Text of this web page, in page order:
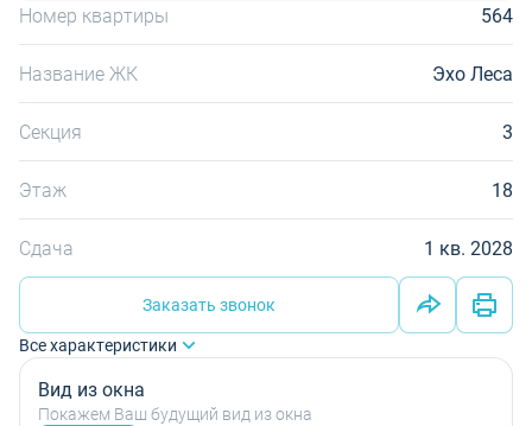
Номер квартиры 564
Название ЖК Эхо Леса
Секция 3
Этаж 18
Сдача 1 кв. 2028
Заказать звонок
Все характеристики
Вид из окна
Покажем Ваш будущий вид из окна